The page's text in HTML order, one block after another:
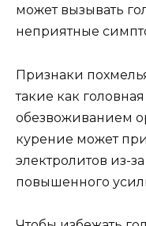
может вызывать
неприятные
Признаки
такие как
обезвоживанием
курение может
электролитов из-
повышенного